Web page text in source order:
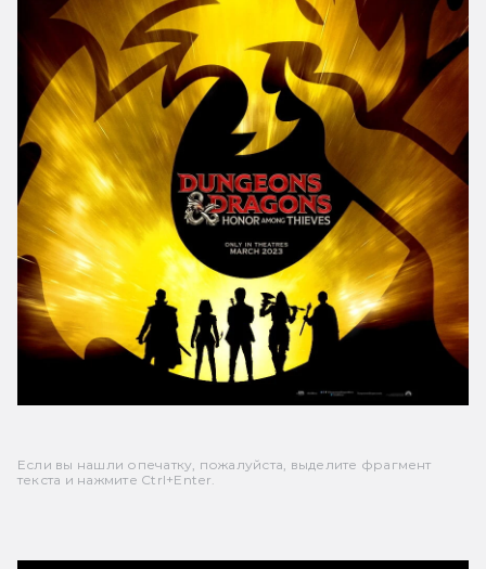
Если вы нашли опечатку, пожалуйста, выделите фрагмент
текста и нажмите Ctrl+Enter.